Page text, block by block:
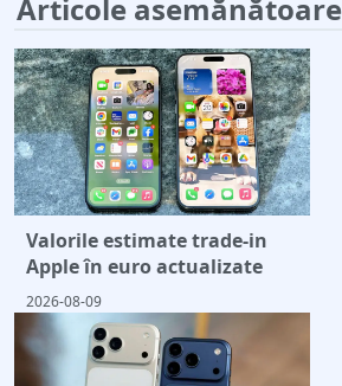
Articole asemănătoare
Valorile estimate trade-in
Apple în euro actualizate
2026-08-09